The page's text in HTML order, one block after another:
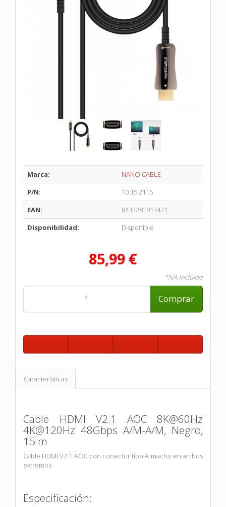
Marca:
NANO CABLE
P/N:
10.15.2115
EAN:
8433281013421
Disponibilidad:
Disponible
85,99 €
*IVA Incluido
Comprar
Características
Cable HDMI V2.1 AOC 8K@60Hz
4K@120Hz 48Gbps A/M-A/M, Negro,
15 m
Cable HDMI V2.1 AOC con conector tipo A macho en ambos
extremos
Especificación: